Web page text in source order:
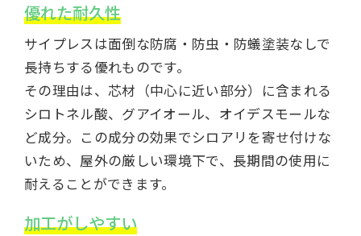
優れた耐久性
サイプレスは面倒な防腐・防虫・防蟻塗装なしで
長持ちする優れものです。
その理由は、芯材（中心に近い部分）に含まれる
シロトネル酸、グアイオール、オイデスモールな
ど成分。この成分の効果でシロアリを寄せ付けな
いため、屋外の厳しい環境下で、長期間の使用に
耐えることができます。
加工がしやすい